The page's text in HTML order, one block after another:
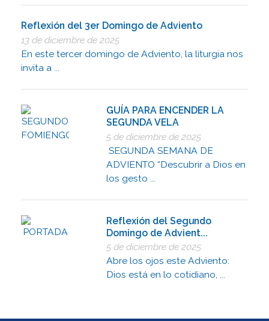
Reflexión del 3er Domingo de Adviento
13 de diciembre de 2025
En este tercer domingo de Adviento, la liturgia nos
invita a ...
GUÍA PARA ENCENDER LA
SEGUNDA VELA
5 de diciembre de 2025
SEGUNDA SEMANA DE
ADVIENTO “Descubrir a Dios en
los gesto ...
Reflexión del Segundo
Domingo de Advient...
5 de diciembre de 2025
Abre los ojos este Adviento:
Dios está en lo cotidiano, ...